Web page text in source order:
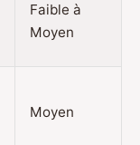
Faible à
Moyen
Moyen